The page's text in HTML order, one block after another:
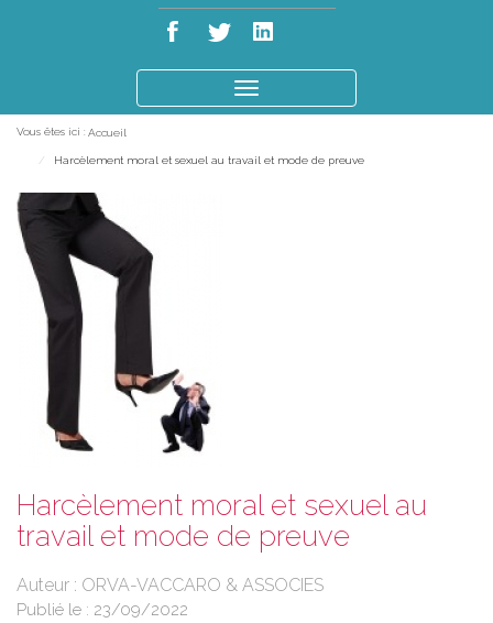
le
Vous êtes ici : Accueil
Harcèlement moral et sexuel au travail et mode de preuve
Harcèlement moral et sexuel au
travail et mode de preuve
Auteur : ORVA-VACCARO & ASSOCIES
Publié le : 23/09/2022